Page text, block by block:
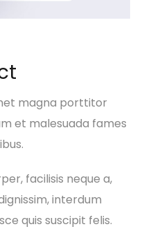
magna porttitor
et malesuada fames
facilisis neque a,
interdum
quis suscipit felis.